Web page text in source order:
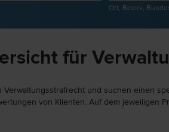
Ort, Bezirk,
für
und suchen einen
von Klienten. Auf dem